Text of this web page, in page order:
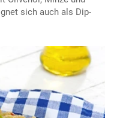
sich auch als Dip-